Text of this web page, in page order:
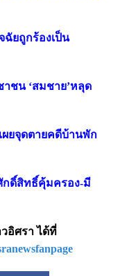
ฉัยถูกร้องเป็น
ชน ‘สมชาย’หลุด
ผยจุดตายคดีบ้านพัก
กดิ์สิทธิ์คุ้มครอง-มี
อิศรา ได้ที่